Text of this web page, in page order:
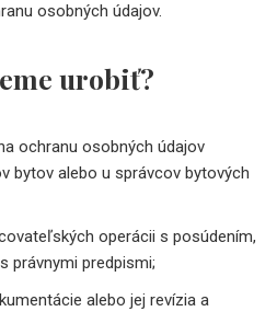
osobných údajov.
urobiť?
ochranu osobných údajov
bytov alebo u správcov bytových
operácii s posúdením,
právnymi predpismi;
alebo jej revízia a